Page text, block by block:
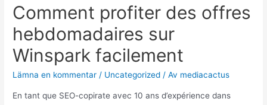
Comment profiter des offres
hebdomadaires sur
Winspark facilement
Lämna en kommentar / Uncategorized / Av mediacactus
En tant que SEO-copirate avec 10 ans d’expérience dans